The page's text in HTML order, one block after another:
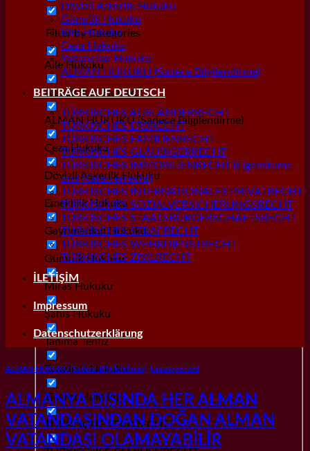
Filter by Categories
Aile Hukuku
Alacak/İcra Hukuku
ALMAN HUKUKU (Sadece Bilgilendirme)
Ceza Hukuku
Dövizli Askerlik Hukuku
Emeklilik Hukuku
Gayrımenkul Hukuku
Gümrük Hukuku
Miras Hukuku
Şahıs Hukuku
Tanıma Tenfiz
Tazminat Hukuku
Ticaret Hukuku
TÜRKISCHES ERBRECHT
Dövizli Askerlik Hukuku
Gümrük Hukuku
Kira Hukuku
Ceza Hukuku
Yabancılar Hukuku
ALMAN HUKUKU (Sadece Bilgilendirme)
BEITRÄGE AUF DEUTSCH
TÜRKISCHES AUSLÄNDERRECHT
TÜRKISCHES ERBRECHT
TÜRKISCHES FAMILIENRECHT
TÜRKISCHES GLÄUBIGERRECHT
TÜRKISCHES IMMOBILIENRECHT (Eigenstums-
und Katasterrecht)
TÜRKISCHES INTERNATIONALES PRIVATRECHT
TÜRKISCHES SOZIALVERSICHERUNGSRECHT
TÜRKISCHES STAATSBÜRGERSCHAFTSRECHT
TÜRKISCHES STRAFRECHT
TÜRKISCHES WEHRDIENSTRECHT
TÜRKISCHES ZIVILRECHT
İLETİŞİM
Impressum
Datenschutzerklärung
ALMAN HUKUKU (Sadece Bilgilendirme) Uncategorized
ALMANYA DIŞINDA HER ALMAN
VATANDAŞINDAN DOĞAN ALMAN
VATANDAŞI OLAMAYABİLİR